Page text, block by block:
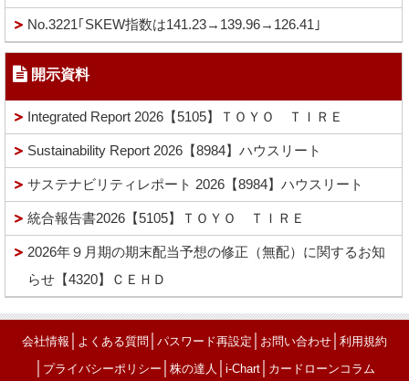
No.3221｢SKEW指数は141.23→139.96→126.41｣
開示資料
Integrated Report 2026【5105】ＴＯＹＯ ＴＩＲＥ
Sustainability Report 2026【8984】ハウスリート
サステナビリティレポート 2026【8984】ハウスリート
統合報告書2026【5105】ＴＯＹＯ ＴＩＲＥ
2026年９月期の期末配当予想の修正（無配）に関するお知
らせ【4320】ＣＥＨＤ
会社情報 よくある質問 パスワード再設定 お問い合わせ 利用規約
プライバシーポリシー 株の達人 i-Chart│ カードローンコラム